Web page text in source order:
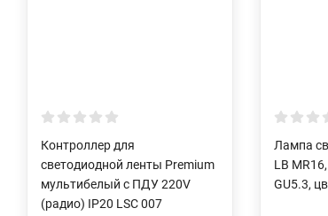
Контроллер для
светодиодной ленты Premium
мультибелый с ПДУ 220V
(радио) IP20 LSC 007
Лампа
LB
GU5.3,